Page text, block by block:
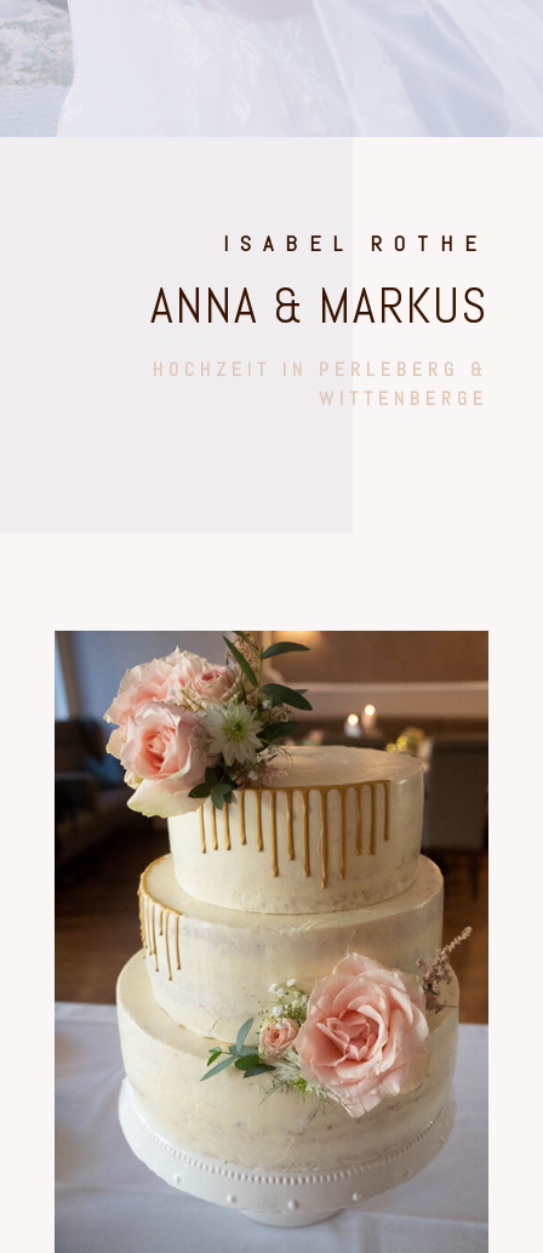
ISABEL ROTHE
ANNA & MARKUS
HOCHZEIT IN PERLEBERG &
WITTENBERGE